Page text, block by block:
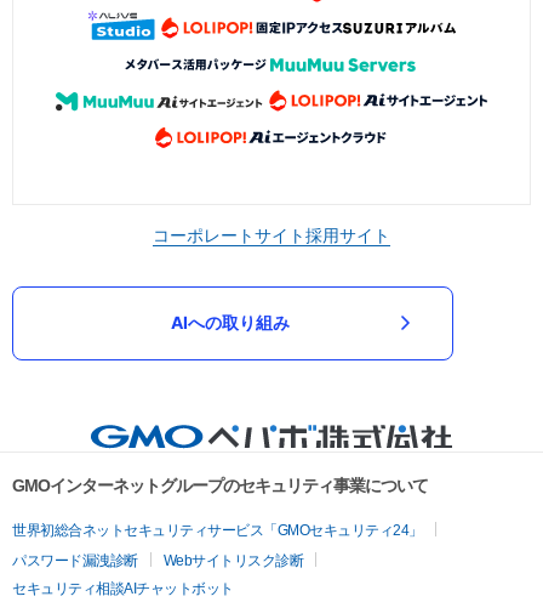
コーポレートサイト採用サイト
AIへの取り組み
GMOインターネットグループのセキュリティ事業について
世界初総合ネットセキュリティサービス「GMOセキュリティ24」
パスワード漏洩診断
Webサイトリスク診断
セキュリティ相談AIチャットボット